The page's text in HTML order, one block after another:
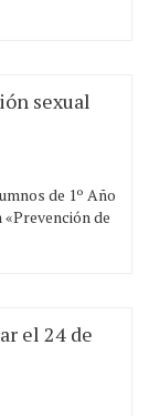
sexual
de 1º Año
de
el 24 de